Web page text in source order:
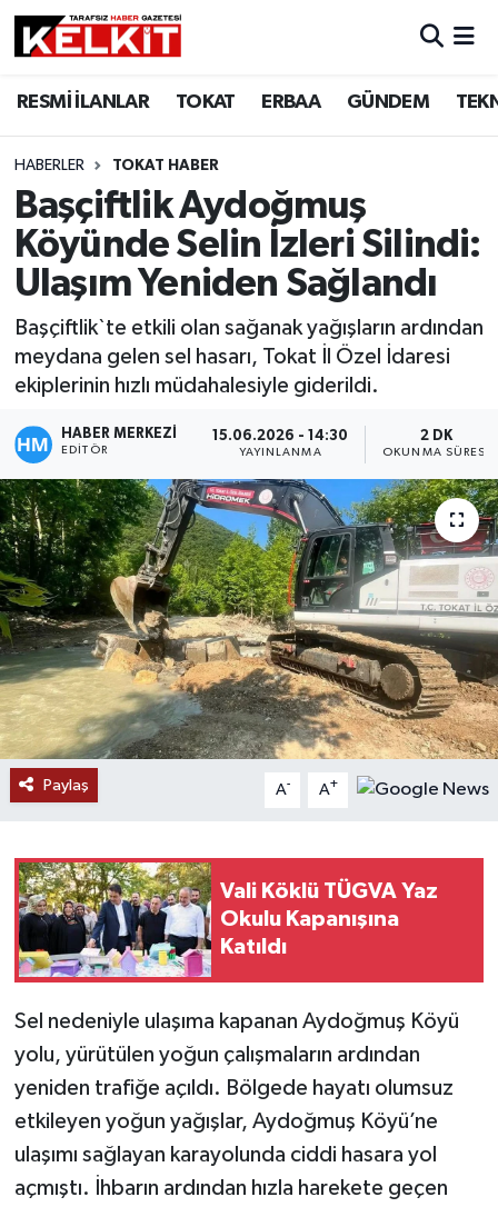
RESMİ İLANLAR TOKAT ERBAA GÜNDEM
HABERLER TOKAT HABER
Başçiftlik Aydoğmuş
Köyünde Selin İzleri Silindi:
Ulaşım Yeniden Sağlandı
Başçiftlik`te etkili olan sağanak yağışların ardından
meydana gelen sel hasarı, Tokat İl Özel İdaresi
ekiplerinin hızlı müdahalesiyle giderildi.
HABER MERKEZİ
EDITÖR
15.06.2026 - 14:30
YAYINLANMA
2 DK
OKUNMA SÜRESI
Paylaş A- A+
Vali Köklü TÜGVA Yaz
Okulu Kapanışına
Katıldı
Sel nedeniyle ulaşıma kapanan Aydoğmuş Köyü
yolu, yürütülen yoğun çalışmaların ardından
yeniden trafiğe açıldı. Bölgede hayatı olumsuz
etkileyen yoğun yağışlar, Aydoğmuş Köyü’ne
ulaşımı sağlayan karayolunda ciddi hasara yol
açmıştı. İhbarın ardından hızla harekete geçen